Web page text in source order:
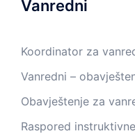
Vanredni
Koordinator za
Vanredni –
Obavještenje za
Raspored